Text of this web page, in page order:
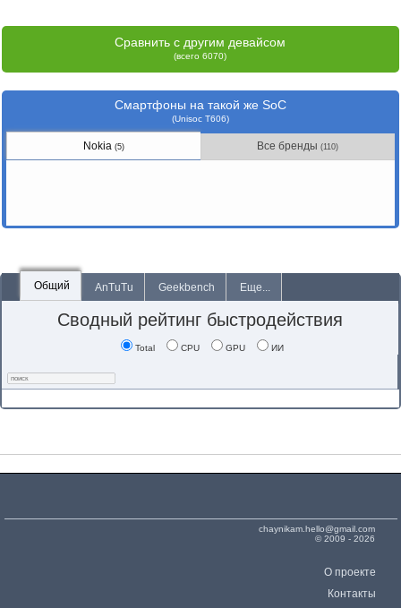
Сравнить с другим девайсом
(всего 6070)
Смартфоны на такой же SoC
(Unisoc T606)
Nokia (5) Все бренды(110)
Общий AnTuTu Geekbench Еще...
Сводный рейтинг быстродействия
Total CPU GPU ИИ
chaynikam.hello@gmail.com
© 2009 - 2026
О проекте
Контакты